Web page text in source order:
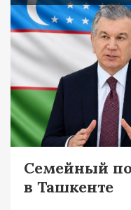
Семейный
в Ташкенте